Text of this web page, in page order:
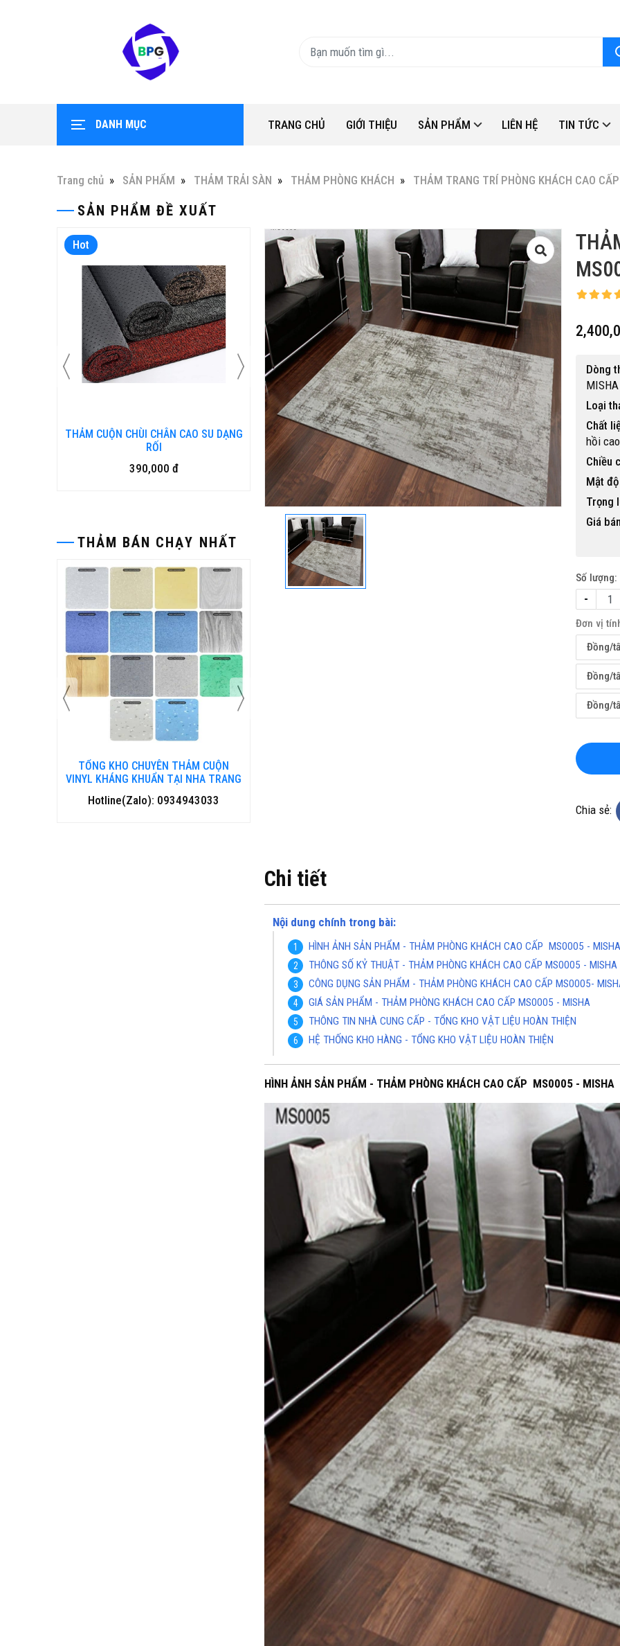
DANH MỤC TRANG CHỦ GIỚI THIỆU SẢN PHẨM LIÊN HỆ TIN TỨC
Trang chủ SẢN PHẨM THẢM TRẢI SÀN THẢM PHÒNG KHÁCH THẢM TRANG TRÍ PHÒNG KHÁCH CAO CẤP
SẢN PHẨM ĐỀ XUẤT
Hot
Bàn ghế gỗ nhựa ngoài trời BP-456
15,500,000 đ
THẢM BÁN CHẠY NHẤT
TỔNG KHO CHUYÊN THẢM CUỘN
VINYL KHÁNG KHUẨN TẠI ĐÀ NẴNG
Hotline(Zalo): 0934943033
TỔNG KHO CHUYÊN THẢM
VINYL KHÁNG KHUẨN TẠI HỒ
Hotline(Zalo): 0934943033
Dòng
MISHA
Loại
Chất
hồi
Chiều
Mật
Trọng
Giá
Số lượng:
-
Đơn vị
Đồng/
Đồng/
Đồng/
Chia sẻ:
Chi tiết
Nội dung chính trong bài:
HÌNH ẢNH SẢN PHẨM - THẢM PHÒNG KHÁCH CAO CẤP MS0005 - MISHA
THÔNG SỐ KỶ THUẬT - THẢM PHÒNG KHÁCH CAO CẤP MS0005 - MISHA
CÔNG DỤNG SẢN PHẨM - THẢM PHÒNG KHÁCH CAO CẤP MS0005-
GIÁ SẢN PHẨM - THẢM PHÒNG KHÁCH CAO CẤP MS0005 - MISHA
THÔNG TIN NHÀ CUNG CẤP - TỔNG KHO VẬT LIỆU HOÀN THIỆN
HỆ THỐNG KHO HÀNG - TỔNG KHO VẬT LIỆU HOÀN THIỆN
HÌNH ẢNH SẢN PHẨM - THẢM PHÒNG KHÁCH CAO CẤP MS0005 - MISHA